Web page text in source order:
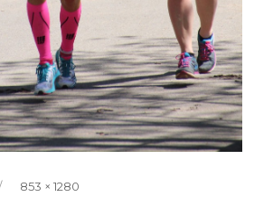
Täissuurus
853 × 1280